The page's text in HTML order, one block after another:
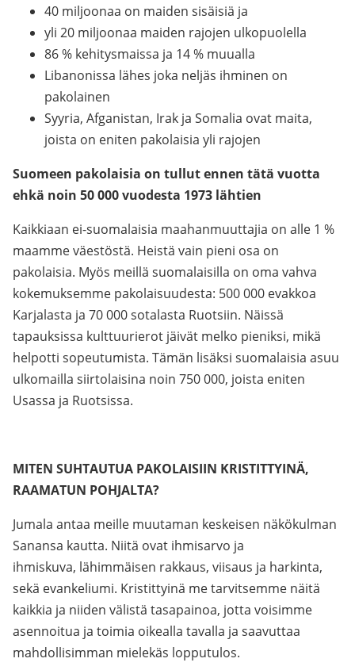
40 miljoonaa on maiden sisäisiä ja
yli 20 miljoonaa maiden rajojen ulkopuolella
86 % kehitysmaissa ja 14 % muualla
Libanonissa lähes joka neljäs ihminen on
pakolainen
Syyria, Afganistan, Irak ja Somalia ovat maita,
joista on eniten pakolaisia yli rajojen
Suomeen pakolaisia on tullut ennen tätä vuotta
ehkä noin 50 000 vuodesta 1973 lähtien
Kaikkiaan ei-suomalaisia maahanmuuttajia on alle 1 %
maamme väestöstä. Heistä vain pieni osa on
pakolaisia. Myös meillä suomalaisilla on oma vahva
kokemuksemme pakolaisuudesta: 500 000 evakkoa
Karjalasta ja 70 000 sotalasta Ruotsiin. Näissä
tapauksissa kulttuurierot jäivät melko pieniksi, mikä
helpotti sopeutumista. Tämän lisäksi suomalaisia asuu
ulkomailla siirtolaisina noin 750 000, joista eniten
Usassa ja Ruotsissa.
MITEN SUHTAUTUA PAKOLAISIIN KRISTITTYINÄ,
RAAMATUN POHJALTA?
Jumala antaa meille muutaman keskeisen näkökulman
Sanansa kautta. Niitä ovat ihmisarvo ja
ihmiskuva, lähimmäisen rakkaus, viisaus ja harkinta,
sekä evankeliumi. Kristittyinä me tarvitsemme näitä
kaikkia ja niiden välistä tasapainoa, jotta voisimme
asennoitua ja toimia oikealla tavalla ja saavuttaa
mahdollisimman mielekäs lopputulos.